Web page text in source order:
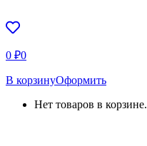
0 ₽0
В корзинуОформить
Нет товаров в корзине.